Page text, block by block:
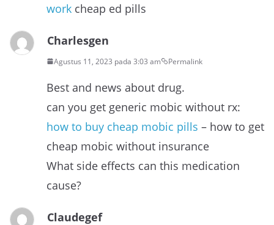
work cheap ed pills
Charlesgen
Agustus 11, 2023 pada 3:03 am Permalink
Best and news about drug.
can you get generic mobic without rx:
how to buy cheap mobic pills – how to get
cheap mobic without insurance
What side effects can this medication
cause?
Claudegef